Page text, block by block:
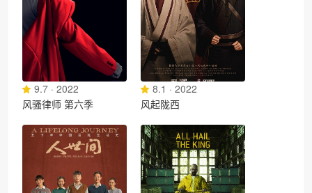
9.7 · 2022
风骚律师 第六季
8.1 · 2022
风起陇西